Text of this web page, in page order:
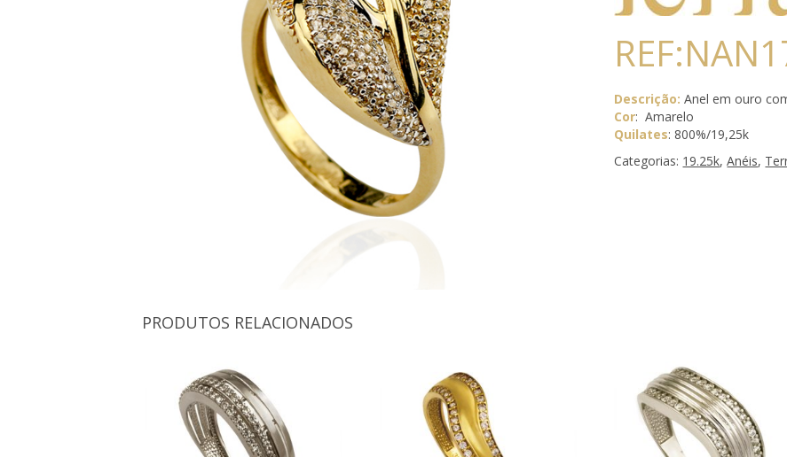
Descrição:Anel em ouro
Cor: Amarelo
Quilates: 800%/19,25k
Categorias: 19.25k,Anéis,
PRODUTOS RELACIONADOS